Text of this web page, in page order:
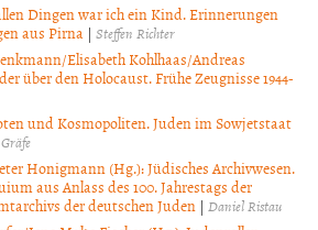
Dingen war ich ein Kind. Erinnerungen
aus Pirna | Steffen Richter
Elisabeth Kohlhaas/Andreas
über den Holocaust. Frühe Zeugnisse 1944-
und Kosmopoliten. Juden im Sowjetstaat
Honigmann (Hg.): Jüdisches Archivwesen.
aus Anlass des 100. Jahrestags der
der deutschen Juden | Daniel Ristau